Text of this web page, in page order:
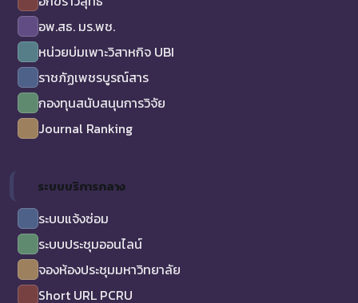
อพ.สธ. มร.พช.
หน่วยบ่มเพาะวิสาหกิจ UBI
ราชภัฏเพชรบูรณ์สาร
กองทุนสนับสนุนการวิจัย
Journal Ranking
ระบบบริการกลาง
ระบบแจ้งซ่อม
ระบบประชุมออนไลน์
จองห้องประชุมมหาวิทยาลัย
Short URL PCRU